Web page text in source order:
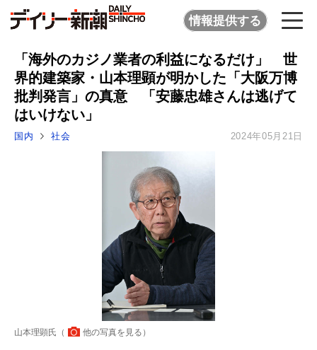
情報提供する
「海外のカジノ業者の利益になるだけ」 世
界的建築家・山本理顕が明かした「大阪万博
批判発言」の真意 「安藤忠雄さんは逃げて
はいけない」
国内 社会 2024年05月21日
山本理顕氏（ 他の写真を見る ）